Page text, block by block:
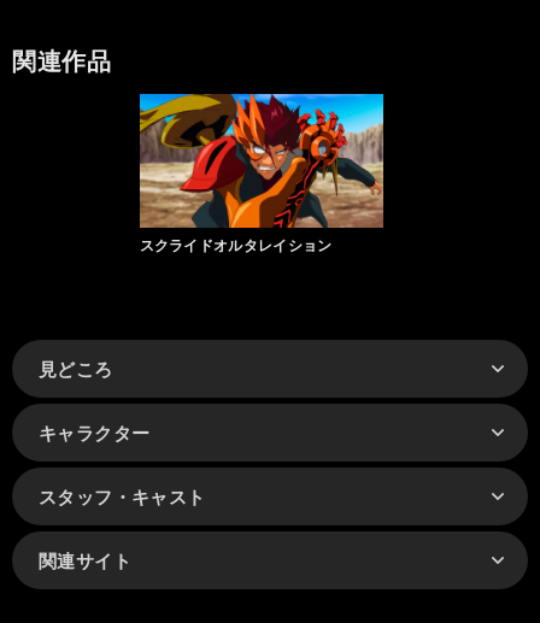
関連作品
スクライドオルタレイション
見どころ
キャラクター
スタッフ・キャスト
関連サイト